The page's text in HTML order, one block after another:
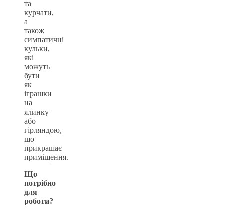
та
курчати,
а
також
симпатичні
кульки,
які
можуть
бути
як
іграшки
на
ялинку
або
гірляндою,
що
прикрашає
приміщення.
Що
потрібно
для
роботи?